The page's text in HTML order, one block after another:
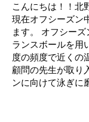
こんにちは！！北
現在オフシーズン
ます。 オフシー
ランスボールを用
度の頻度で近くの
顧問の先生が取り
ンに向けて泳ぎに